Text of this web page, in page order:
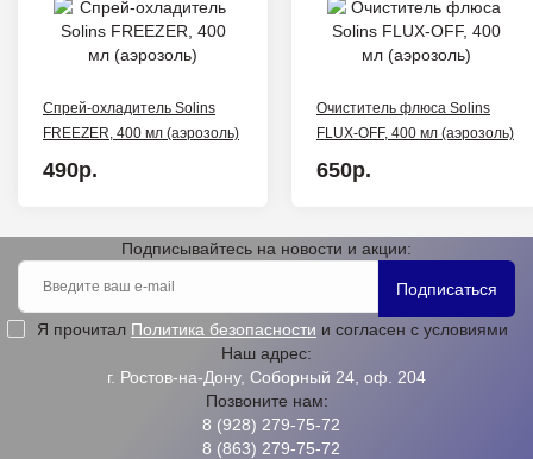
Спрей-охладитель Solins
FREEZER, 400 мл (аэрозоль)
490р.
Очиститель флюса Solins
FLUX-OFF, 400 мл (аэрозоль)
650р.
Подписывайтесь на новости и акции:
Подписаться
Я прочитал Политика безопасности и согласен с условиями
Наш адрес:
г. Ростов-на-Дону, Соборный 24, оф. 204
Позвоните нам:
8 (928) 279-75-72
8 (863) 279-75-72